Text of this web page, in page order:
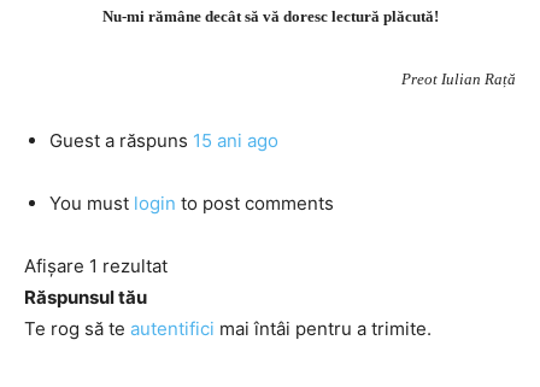
Nu-mi rămâne decât să vă doresc lectură plăcută!
Preot Iulian Rață
Guest a răspuns 15 ani ago
You must login to post comments
Afișare 1 rezultat
Răspunsul tău
Te rog să te autentifici mai întâi pentru a trimite.